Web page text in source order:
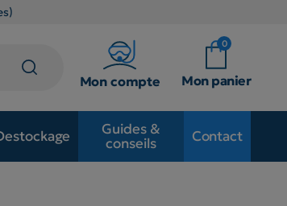
Mon compte
0
Mon panier
Guides &
conseils
Contact